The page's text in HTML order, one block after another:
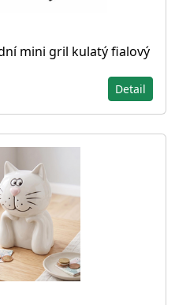
mini gril kulatý fialový
Detail